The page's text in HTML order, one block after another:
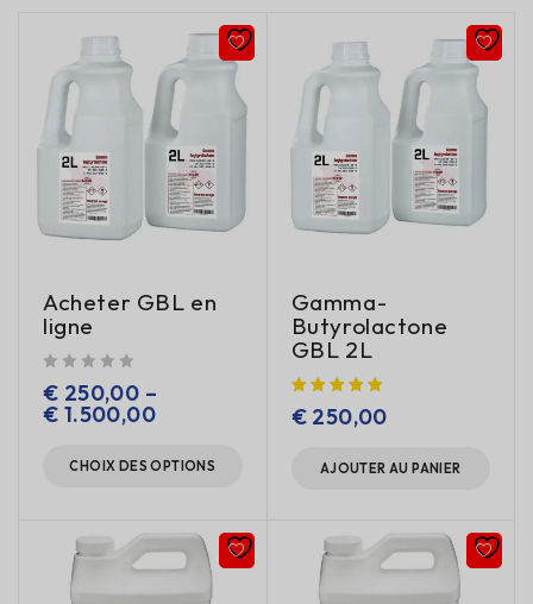
Acheter GBL en
ligne
€ 250,00 –
€ 1.500,00
CHOIX DES OPTIONS
Gamma-
Butyrolactone
GBL 2L
€250,00
AJOUTER AU PANIER